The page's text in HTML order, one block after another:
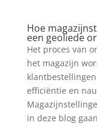
Hoe
een geoliede
Het proces van
het magazijn
efficiëntie en
in deze blog